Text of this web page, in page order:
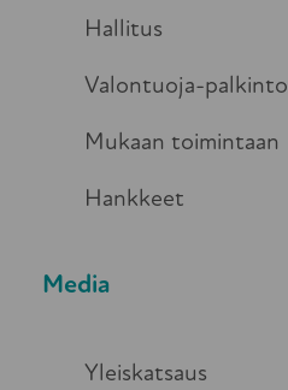
Hallitus
Valontuoja-palkinto
Mukaan toimintaan
Hankkeet
Media
Yleiskatsaus
Tue työtämme